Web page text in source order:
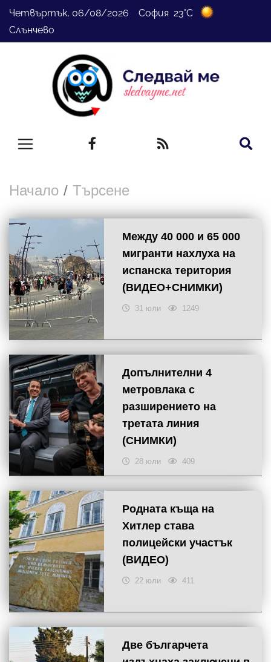
Четвъртък, 06/08/2026 София 23°C
Слънчево
Начало Търсене
Между 40 000 и 65 000
мигранти нахлуха на
испанска територия
(ВИДЕО+СНИМКИ)
31 юли 1249
Допълнителни 4
метровлака с
разширението на
третата линия
(СНИМКИ)
28 юли 409
Родната къща на
Хитлер става
полицейски участък
(ВИДЕО)
22 юли 411
Две българчета